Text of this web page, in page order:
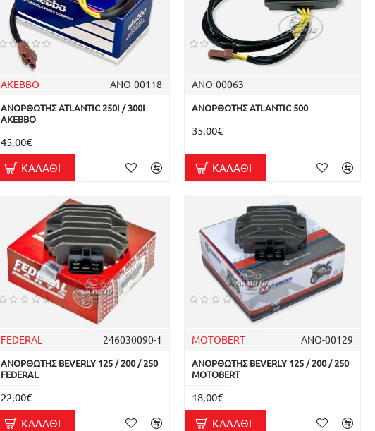
AKEBBO ΑΝΟ-00118
ΑΝΟΡΘΩΤΗΣ ATLANTIC 250I / 300I
AKEBBO
45,00€
ΚΑΛΆΘΙ
ΑΝΟ-00063
ΑΝΟΡΘΩΤΗΣ ATLANTIC 500
35,00€
ΚΑΛΆΘΙ
FEDERAL 246030090-1
ΑΝΟΡΘΩΤΗΣ BEVERLY 125 / 200 / 250
FEDERAL
22,00€
ΚΑΛΆΘΙ
MOTOBERT ΑΝΟ-00129
ΑΝΟΡΘΩΤΗΣ BEVERLY 125 / 200 / 250
MOTOBERT
18,00€
ΚΑΛΆΘΙ